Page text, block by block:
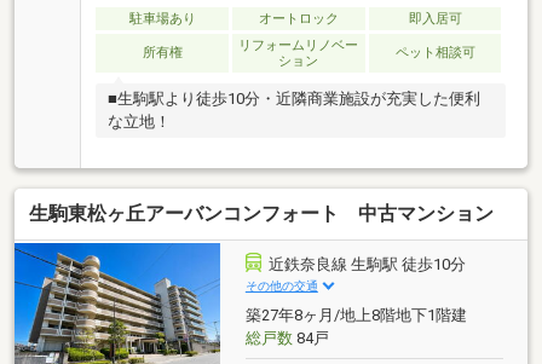
駐車場あり オートロック 即入居可
所有権
リフォームリノベー
ション
ペット相談可
■生駒駅より徒歩10分・近隣商業施設が充実した便利
な立地！
生駒東松ヶ丘アーバンコンフォート 中古マンション
近鉄奈良線 生駒駅 徒歩10分
その他の交通
築27年8ヶ月/地上8階地下1階建
総戸数84戸